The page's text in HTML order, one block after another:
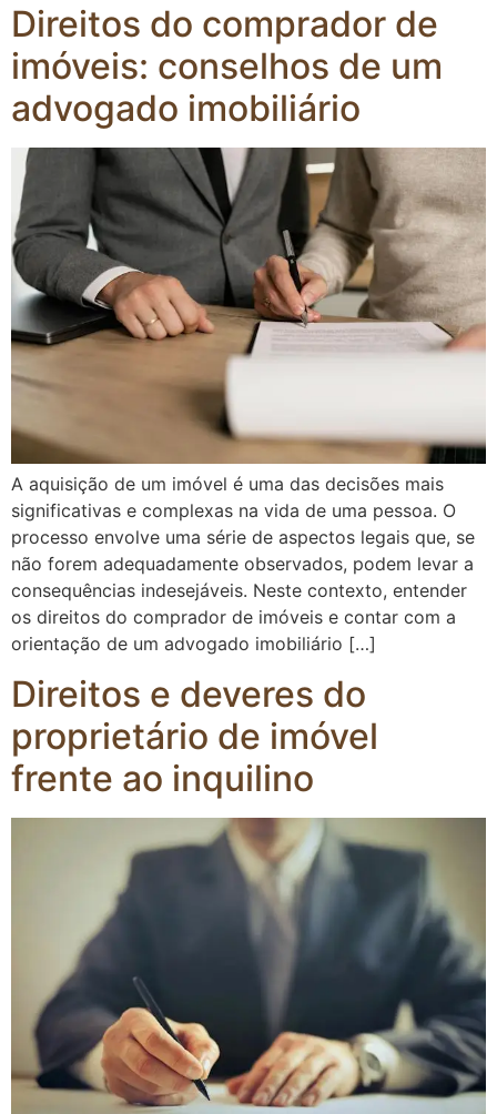
Direitos do comprador de
imóveis: conselhos de um
advogado imobiliário
A aquisição de um imóvel é uma das decisões mais
significativas e complexas na vida de uma pessoa. O
processo envolve uma série de aspectos legais que, se
não forem adequadamente observados, podem levar a
consequências indesejáveis. Neste contexto, entender
os direitos do comprador de imóveis e contar com a
orientação de um advogado imobiliário […]
Direitos e deveres do
proprietário de imóvel
frente ao inquilino